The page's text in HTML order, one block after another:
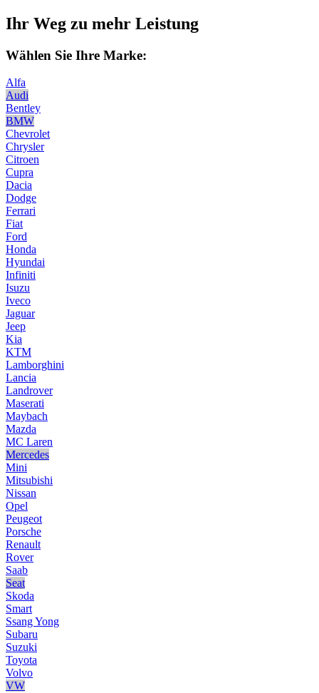
Ihr Weg zu mehr Leistung
Wählen Sie Ihre Marke:
Alfa
Audi
Bentley
BMW
Chevrolet
Chrysler
Citroen
Cupra
Dacia
Dodge
Ferrari
Fiat
Ford
Honda
Hyundai
Infiniti
Isuzu
Iveco
Jaguar
Jeep
Kia
KTM
Lamborghini
Lancia
Landrover
Maserati
Maybach
Mazda
MC Laren
Mercedes
Mini
Mitsubishi
Nissan
Opel
Peugeot
Porsche
Renault
Rover
Saab
Seat
Skoda
Smart
Ssang Yong
Subaru
Suzuki
Toyota
Volvo
VW